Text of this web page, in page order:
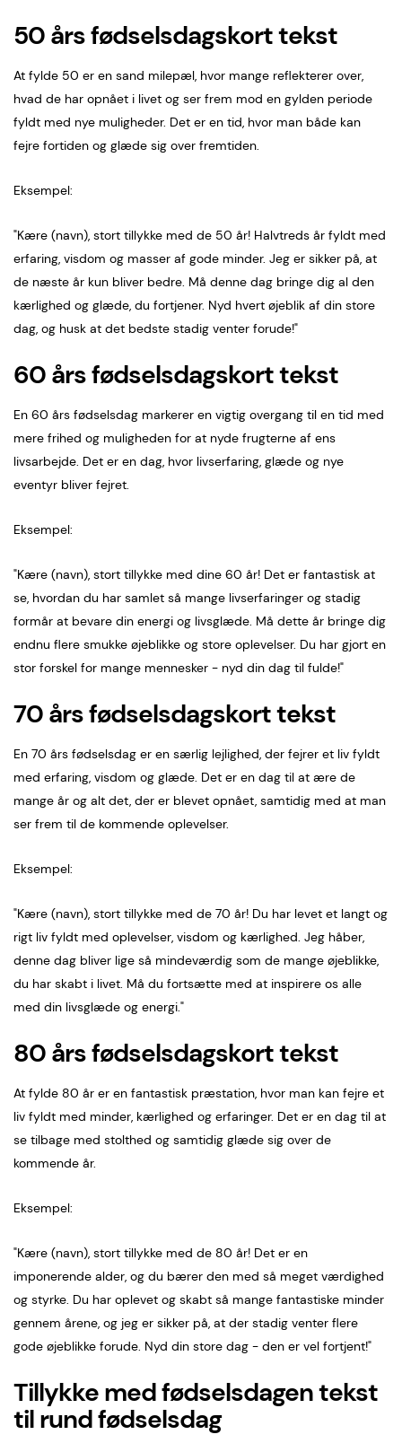
50 års fødselsdagskort tekst
At fylde 50 er en sand milepæl, hvor mange reflekterer over,
hvad de har opnået i livet og ser frem mod en gylden periode
fyldt med nye muligheder. Det er en tid, hvor man både kan
fejre fortiden og glæde sig over fremtiden.
Eksempel:
"Kære (navn), stort tillykke med de 50 år! Halvtreds år fyldt med
erfaring, visdom og masser af gode minder. Jeg er sikker på, at
de næste år kun bliver bedre. Må denne dag bringe dig al den
kærlighed og glæde, du fortjener. Nyd hvert øjeblik af din store
dag, og husk at det bedste stadig venter forude!"
60 års fødselsdagskort tekst
En 60 års fødselsdag markerer en vigtig overgang til en tid med
mere frihed og muligheden for at nyde frugterne af ens
livsarbejde. Det er en dag, hvor livserfaring, glæde og nye
eventyr bliver fejret.
Eksempel:
"Kære (navn), stort tillykke med dine 60 år! Det er fantastisk at
se, hvordan du har samlet så mange livserfaringer og stadig
formår at bevare din energi og livsglæde. Må dette år bringe dig
endnu flere smukke øjeblikke og store oplevelser. Du har gjort en
stor forskel for mange mennesker - nyd din dag til fulde!"
70 års fødselsdagskort tekst
En 70 års fødselsdag er en særlig lejlighed, der fejrer et liv fyldt
med erfaring, visdom og glæde. Det er en dag til at ære de
mange år og alt det, der er blevet opnået, samtidig med at man
ser frem til de kommende oplevelser.
Eksempel:
"Kære (navn), stort tillykke med de 70 år! Du har levet et langt og
rigt liv fyldt med oplevelser, visdom og kærlighed. Jeg håber,
denne dag bliver lige så mindeværdig som de mange øjeblikke,
du har skabt i livet. Må du fortsætte med at inspirere os alle
med din livsglæde og energi."
80 års fødselsdagskort tekst
At fylde 80 år er en fantastisk præstation, hvor man kan fejre et
liv fyldt med minder, kærlighed og erfaringer. Det er en dag til at
se tilbage med stolthed og samtidig glæde sig over de
kommende år.
Eksempel:
"Kære (navn), stort tillykke med de 80 år! Det er en
imponerende alder, og du bærer den med så meget værdighed
og styrke. Du har oplevet og skabt så mange fantastiske minder
gennem årene, og jeg er sikker på, at der stadig venter flere
gode øjeblikke forude. Nyd din store dag - den er vel fortjent!"
Tillykke med fødselsdagen tekst
til rund fødselsdag